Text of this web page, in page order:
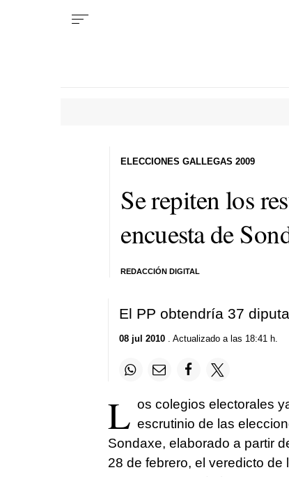
Se repiten los
encuesta de
REDACCIÓN DIGITAL
ELECCIONES GALLEGAS 2009
El PP obtendría 37
08 jul 2010. Actualizado a las 18:41 h.
L os colegios electorales
escrutinio de las
Sondaxe, elaborado a partir
28 de febrero, el veredicto de